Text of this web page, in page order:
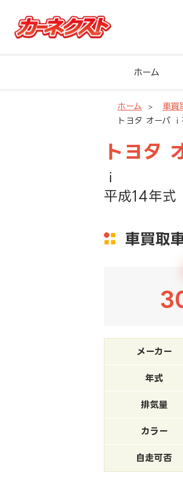
ホーム
ホーム 車買
トヨタ オーパ
トヨタ
ｉ
平成14年
車買取
メーカー
年式
排気量
カラー
自走可否